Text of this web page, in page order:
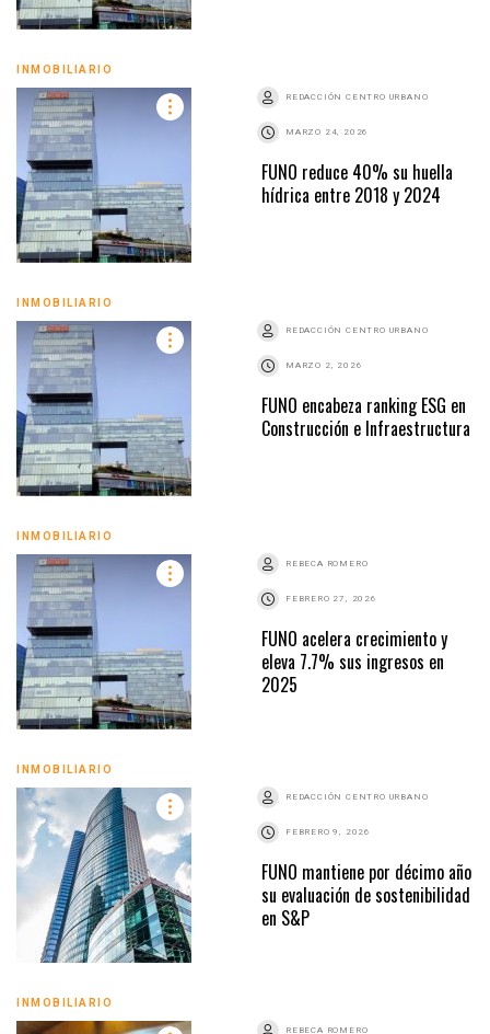
INMOBILIARIO
REDACCIÓN CENTRO URBANO
MARZO 24, 2026
FUNO reduce 40% su huella
hídrica entre 2018 y 2024
INMOBILIARIO
REDACCIÓN CENTRO URBANO
MARZO 2, 2026
FUNO encabeza ranking ESG en
Construcción e Infraestructura
INMOBILIARIO
REBECA ROMERO
FEBRERO 27, 2026
FUNO acelera crecimiento y
eleva 7.7% sus ingresos en
2025
INMOBILIARIO
REDACCIÓN CENTRO URBANO
FEBRERO 9, 2026
FUNO mantiene por décimo año
su evaluación de sostenibilidad
en S&P
INMOBILIARIO
REBECA ROMERO